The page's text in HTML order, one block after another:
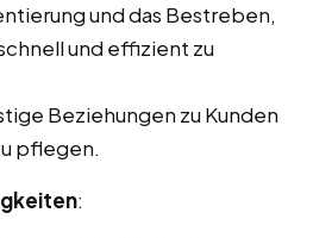
und das Bestreben,
und effizient zu
Beziehungen zu Kunden
pflegen.
: